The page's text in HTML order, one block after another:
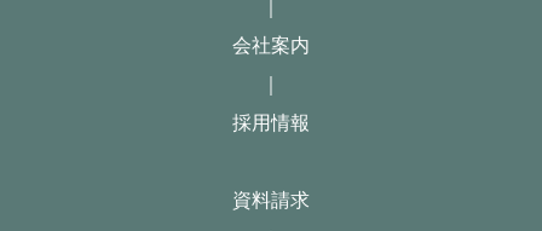
会社案内
採用情報
資料請求